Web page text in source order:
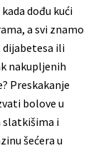
dođu kući
a svi znamo
ili
nakupljenih
Preskakanje
bolove u
slatkišima i
šećera u